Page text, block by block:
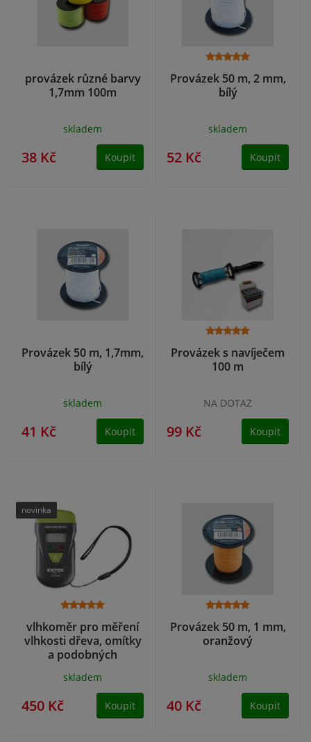
provázek různé barvy
1,7mm 100m
skladem
38 Kč Koupit
Provázek 50 m, 2 mm,
bílý
skladem
52 Kč Koupit
Provázek 50 m, 1,7mm,
bílý
skladem
41 Kč Koupit
Provázek s navíječem
100 m
NA DOTAZ
99 Kč Koupit
vlhkoměr pro měření
vlhkosti dřeva, omítky
a podobných
novinka
skladem
450 Kč Koupit
Provázek 50 m, 1 mm,
oranžový
skladem
40 Kč Koupit